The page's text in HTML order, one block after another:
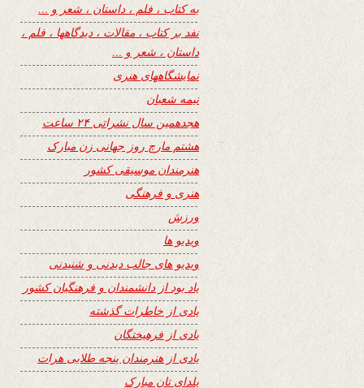
به کتاب ، فلم ، داستان ، شعر و …
نفد بر کتاب ، مقالات ، دیدگاهها ، فلم ،
داستان ، شعر و …
نمایشگاههای هنری
نیمه شعبان
هجدهمین سال نشراتی ۲۴ ساعت
هشتم مارچ روز جهانی زن مبارک
هنرمندان موسیقی کشور
هنری و فرهنگی
ورزش
ویدیو ها
ویدیو های جالب دیدنی و شنیدنی
یاد بود از دانشمندان و فرهنگیان کشور
یادی از خاطرات گذشته
یادی از فرهیختگان
یادی از هنرمندان پنجه طلایی هرات
یلدای تان مبارک